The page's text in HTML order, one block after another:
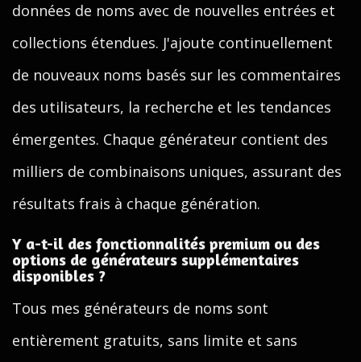
données de noms avec de nouvelles entrées et
collections étendues. J'ajoute continuellement
de nouveaux noms basés sur les commentaires
des utilisateurs, la recherche et les tendances
émergentes. Chaque générateur contient des
milliers de combinaisons uniques, assurant des
résultats frais à chaque génération.
Y a-t-il des fonctionnalités premium ou des
options de générateurs supplémentaires
disponibles ?
Tous mes générateurs de noms sont
entièrement gratuits, sans limite et sans